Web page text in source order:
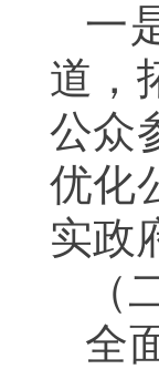
一
道，
公众
优化
实政
全